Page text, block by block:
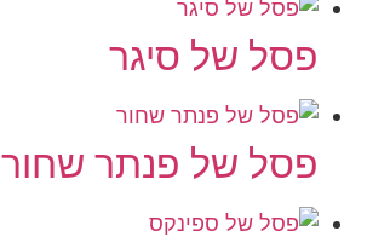
פסל של סיגר
פסל של פנתר שחור